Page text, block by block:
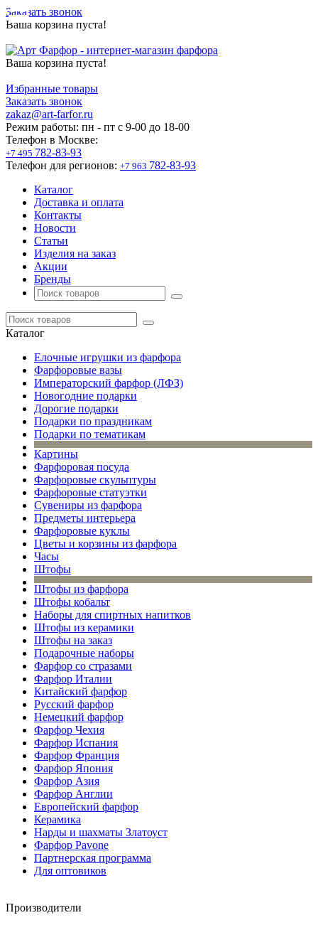
Заказать звонок
Ваша корзина пуста!
Ваша корзина пуста!
Избранные товары
Заказать звонок
zakaz@art-farfor.ru
Режим работы: пн - пт c 9-00 до 18-00
Телефон в Москве:
+7 495 782-83-93
Телефон для регионов: +7 963 782-83-93
Каталог
Доставка и оплата
Контакты
Новости
Статьи
Изделия на заказ
Акции
Бренды
Каталог
Елочные игрушки из фарфора
Фарфоровые вазы
Императорский фарфор (ЛФЗ)
Новогодние подарки
Дорогие подарки
Подарки по праздникам
Подарки по тематикам
Картины
Фарфоровая посуда
Фарфоровые скульптуры
Фарфоровые статуэтки
Сувениры из фарфора
Предметы интерьера
Фарфоровые куклы
Цветы и корзины из фарфора
Часы
Штофы
Штофы из фарфора
Штофы кобальт
Наборы для спиртных напитков
Штофы из керамики
Штофы на заказ
Подарочные наборы
Фарфор со стразами
Фарфор Италии
Китайский фарфор
Русский фарфор
Немецкий фарфор
Фарфор Чехия
Фарфор Испания
Фарфор Франция
Фарфор Япония
Фарфор Азия
Фарфор Англии
Европейский фарфор
Керамика
Нарды и шахматы Златоуст
Фарфор Pavone
Партнерская программа
Для оптовиков
Производители